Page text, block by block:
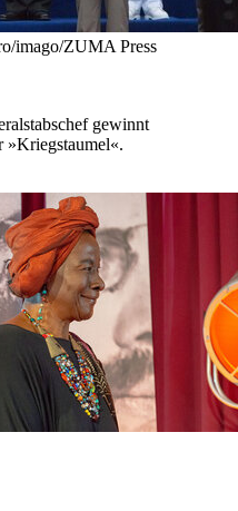
imago/ZUMA Press
gewinnt
»Kriegstaumel«.